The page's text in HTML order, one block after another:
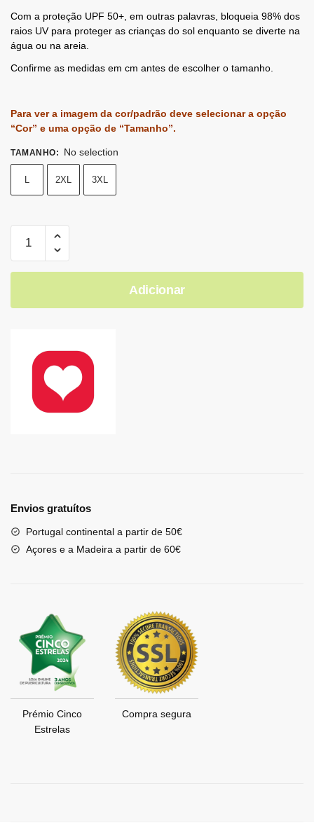
Com a proteção UPF 50+, em outras palavras, bloqueia 98% dos
raios UV para proteger as crianças do sol enquanto se diverte na
água ou na areia.
Confirme as medidas em cm antes de escolher o tamanho.
Para ver a imagem da cor/padrão deve selecionar a opção
“Cor” e uma opção de “Tamanho”.
TAMANHO: No selection
2XL 3XL
Adicionar
Envios gratuítos
Portugal continental a partir de 50€
Açores e a Madeira a partir de 60€
Prémio Cinco
Estrelas
Compra segura